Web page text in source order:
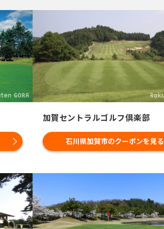
加賀セントラルゴルフ倶楽部
石川県加賀市のクーポンを見る